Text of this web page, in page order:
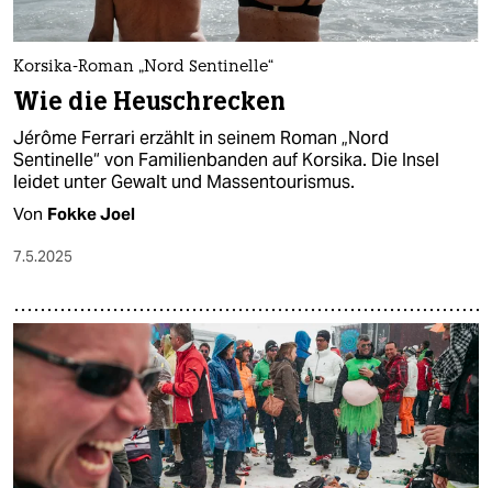
Korsika-Roman „Nord Sentinelle“
Wie die Heuschrecken
Jérôme Ferrari erzählt in seinem Roman „Nord
Sentinelle“ von Familienbanden auf Korsika. Die Insel
leidet unter Gewalt und Massentourismus.
Von Fokke Joel
7.5.2025